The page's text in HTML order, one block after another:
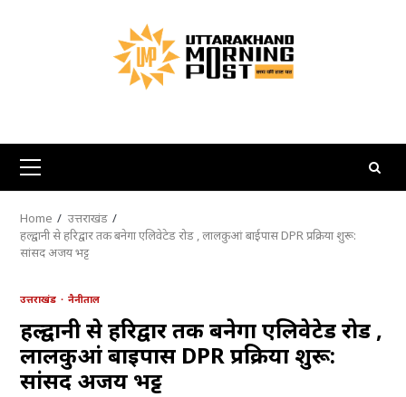
Primary
Menu
Home
उत्तराखंड
हल्द्वानी से हरिद्वार तक बनेगा एलिवेटेड रोड , लालकुआं बाईपास DPR प्रक्रिया शुरू:
सांसद अजय भट्ट
उत्तराखंड नैनीताल
हल्द्वानी से हरिद्वार तक बनेगा एलिवेटेड रोड ,
लालकुआं बाईपास DPR प्रक्रिया शुरू:
सांसद अजय भट्ट